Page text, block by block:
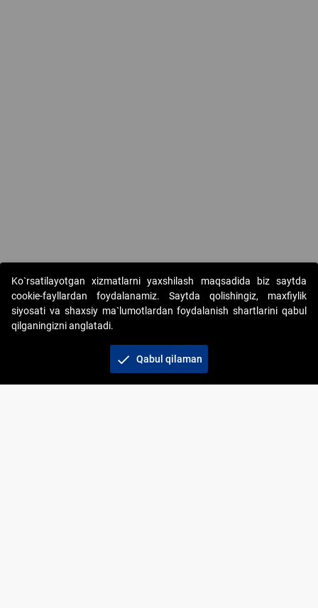
Copyright © 2017-2026. "Elektron onlayn-auksionlarni
tashkil etish" AJ. Barcha huquqlar himoyalangan
Ko`rsatilayotgan xizmatlarni yaxshilash maqsadida biz saytda
cookie-fayllardan foydalanamiz. Saytda qolishingiz, maxfiylik
siyosati va shaxsiy ma`lumotlardan foydalanish shartlarini qabul
qilganingizni anglatadi.
check Qabul qilaman